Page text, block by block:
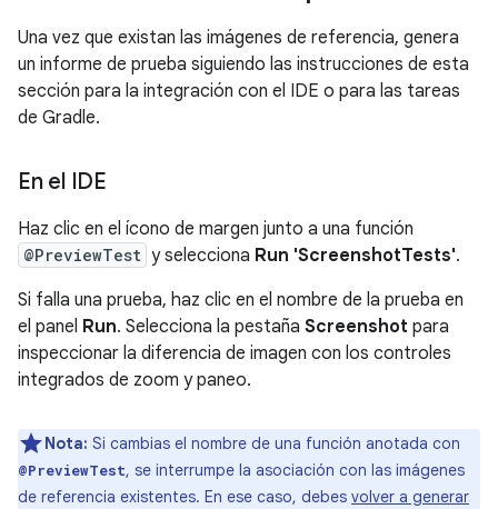
Una vez que existan las imágenes de referencia, genera
un informe de prueba siguiendo las instrucciones de esta
sección para la integración con el IDE o para las tareas
de Gradle.
En el IDE
Haz clic en el ícono de margen junto a una función
@PreviewTest y selecciona Run 'ScreenshotTests'.
Si falla una prueba, haz clic en el nombre de la prueba en
el panel Run. Selecciona la pestaña Screenshot para
inspeccionar la diferencia de imagen con los controles
integrados de zoom y paneo.
Nota: Si cambias el nombre de una función anotada con
@PreviewTest, se interrumpe la asociación con las imágenes
de referencia existentes. En ese caso, debes volver a generar